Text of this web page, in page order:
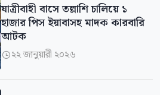
যাত্রীবাহী বাসে তল্লাশি চালিয়ে ১
হাজার পিস ইয়াবাসহ মাদক কারবারি
আটক
২২ জানুয়ারী ২০২৬